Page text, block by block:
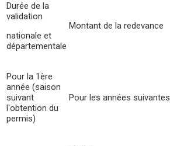
Durée de la
validation
nationale et
départementale
Montant de la redevance
Pour la 1ère
année (saison
suivant
l'obtention du
permis)
Pour les années suivantes